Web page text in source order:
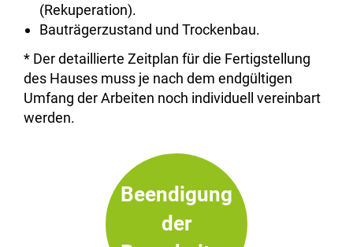
(Rekuperation).
Bauträgerzustand und Trockenbau.
* Der detaillierte Zeitplan für die Fertigstellung
des Hauses muss je nach dem endgültigen
Umfang der Arbeiten noch individuell vereinbart
werden.
Beendigung
der